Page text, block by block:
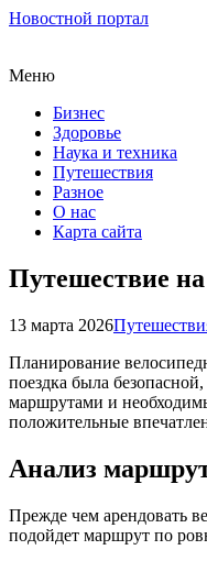
Новостной портал
Меню
Бизнес
Здоровье
Наука и техника
Путешествия
Разное
О нас
Карта сайта
Путешествие
13 марта 2026
Планирование
поездка была
маршрутами и
положительные
Анализ
Прежде чем арендовать
подойдет маршрут по